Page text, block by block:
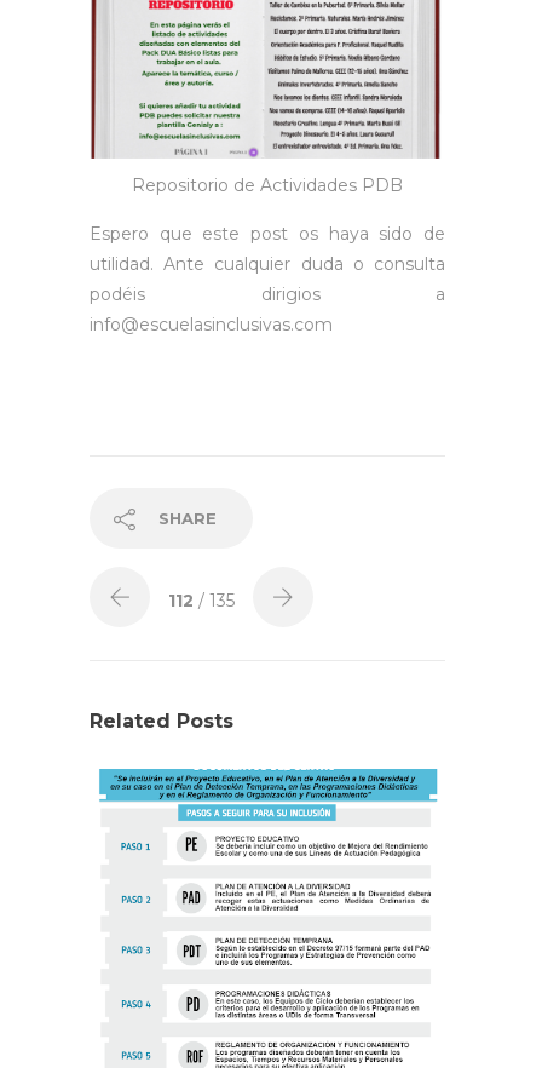
Repositorio de Actividades PDB
Espero que este post os haya sido de
utilidad. Ante cualquier duda o consulta
podéis dirigios a
info@escuelasinclusivas.com
SHARE
112 / 135
Related Posts